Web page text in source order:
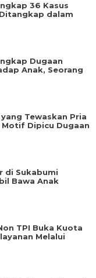
36 Kasus
dalam
Dugaan
Anak, Seorang
Tewaskan Pria
Dipicu Dugaan
di Sukabumi
Bawa Anak
TPI Buka Kuota
Melalui